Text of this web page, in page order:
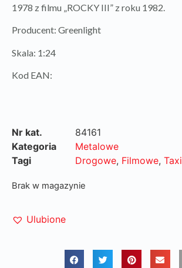
1978 z filmu „ROCKY III” z roku 1982.
Producent: Greenlight
Skala: 1:24
Kod EAN:
Nr kat.
84161
Kategoria
Metalowe
Tagi
Drogowe, Filmowe, Taxi
Brak w magazynie
Ulubione